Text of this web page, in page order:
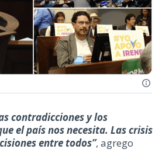
contradicciones y los
el país nos necesita. Las crisis
entre todos”, agrego